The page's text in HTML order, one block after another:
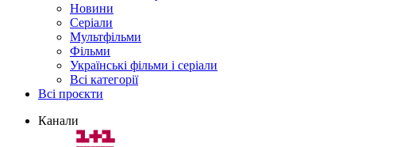
Новини
Серіали
Мультфільми
Фільми
Українські фільми і серіали
Всі категорії
Всі проєкти
Канали